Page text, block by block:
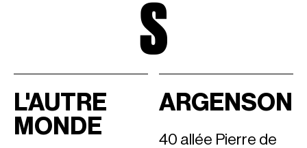
S
L'AUTRE
MONDE
ARGENSON
40 allée Pierre de